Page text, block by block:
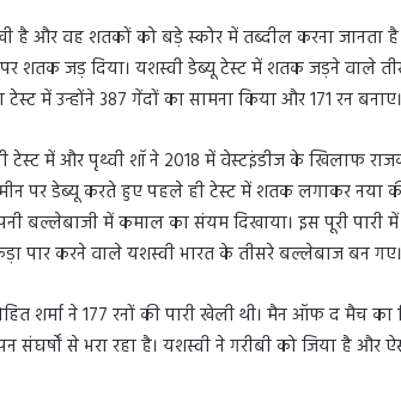
है और वह शतकों को बड़े स्कोर में तब्दील करना जानता
पर शतक जड़ दिया। यशस्वी डेब्यू टेस्ट में शतक जड़ने वाले
में उन्होंने 387 गेंदों का सामना किया और 171 रन बनाए।
में और पृथ्वी शॉ ने 2018 में वेस्टइंडीज के खिलाफ
पर डेब्यू करते हुए पहले ही टेस्ट में शतक लगाकर नया
बल्लेबाजी में कमाल का संयम दिखाया। इस पूरी पारी
पार करने वाले यशस्वी भारत के तीसरे बल्लेबाज बन गए।
शर्मा ने 177 रनों की पारी खेली थी। मैन ऑफ द मैच
से भरा रहा है। यशस्वी ने गरीबी को जिया है और